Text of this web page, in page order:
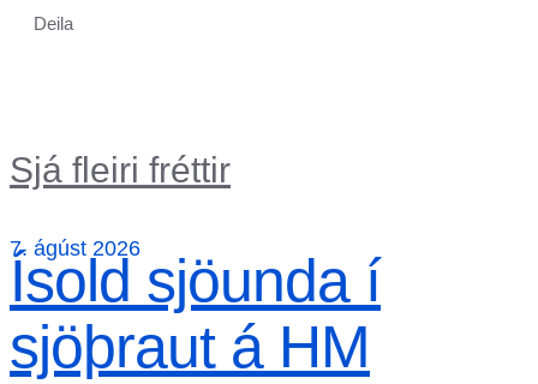
Deila
Sjá fleiri fréttir
7. ágúst 2026
Ísold sjöunda í
sjöþraut á HM